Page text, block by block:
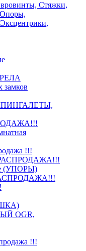
Стяжки,
!!!
РАСПРОДАЖА!!!
(УПОРЫ)
OGR,
!!!